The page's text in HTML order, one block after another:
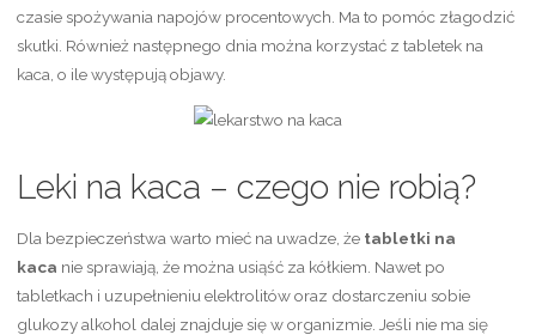
czasie spożywania napojów procentowych. Ma to pomóc złagodzić
skutki. Również następnego dnia można korzystać z tabletek na
kaca, o ile występują objawy.
Leki na kaca – czego nie robią?
Dla bezpieczeństwa warto mieć na uwadze, że tabletki na
kaca nie sprawiają, że można usiąść za kółkiem. Nawet po
tabletkach i uzupełnieniu elektrolitów oraz dostarczeniu sobie
glukozy alkohol dalej znajduje się w organizmie. Jeśli nie ma się